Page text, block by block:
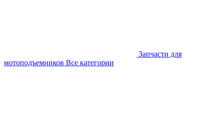
Запчасти для
мотоподъемников Все категории